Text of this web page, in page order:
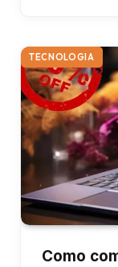
TECNOLOGIA
Como